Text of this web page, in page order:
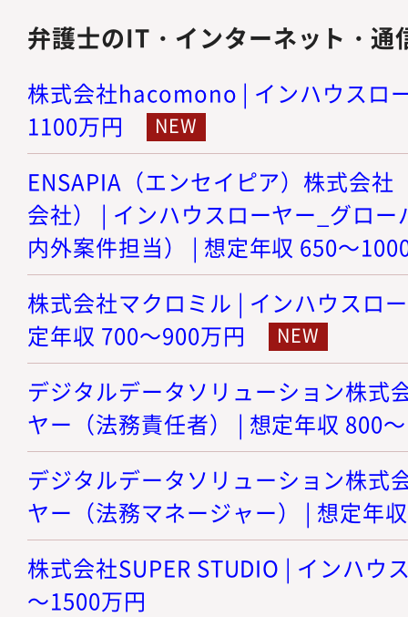
弁護士のIT・インターネット・通
株式会社hacomono | インハウスロ
1100万円
ENSAPIA（エンセイピア）株式会
会社） | インハウスローヤー_グロ
内外案件担当） | 想定年収 650～
株式会社マクロミル | インハウスロ
定年収 700～900万円
デジタルデータソリューション株式
ヤー（法務責任者） | 想定年収 800
デジタルデータソリューション株式
ヤー（法務マネージャー） | 想定年
株式会社SUPER STUDIO | インハウ
～1500万円